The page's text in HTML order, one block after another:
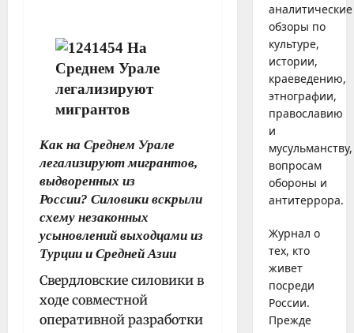
Как на Среднем Урале
легализируют мигрантов,
выдворенных из
России? Силовики вскрыли
схему незаконных
усыновлений выходцами из
Турции и Средней Азии
Свердловские силовики в
ходе совместной
оперативной разработки
аналитические
обзоры по
культуре,
истории,
краеведению,
этнографии,
православию
и
мусульманству,
вопросам
обороны и
антитеррора.
Журнал о
тех, кто
живет
посреди
России.
Прежде